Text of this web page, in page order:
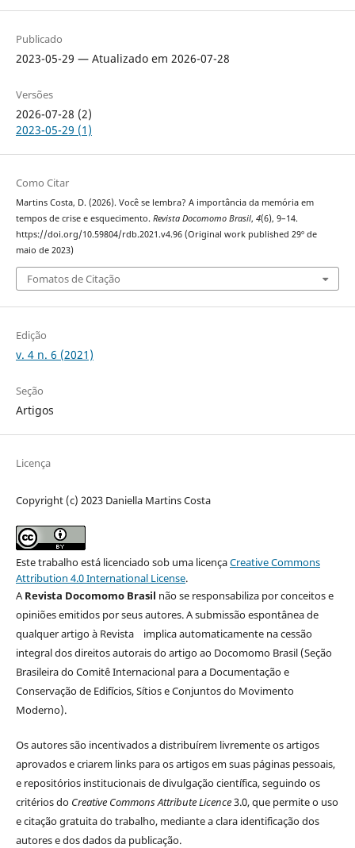
Publicado
2023-05-29 — Atualizado em 2026-07-28
Versões
2026-07-28 (2)
2023-05-29 (1)
Como Citar
Martins Costa, D. (2026). Você se lembra? A importância da memória em
tempos de crise e esquecimento. Revista Docomomo Brasil, 4(6), 9–14.
https://doi.org/10.59804/rdb.2021.v4.96 (Original work published 29º de
maio de 2023)
Fomatos de Citação
Edição
v. 4 n. 6 (2021)
Seção
Artigos
Licença
Copyright (c) 2023 Daniella Martins Costa
Este trabalho está licenciado sob uma licençaCreative Commons
Attribution 4.0 International License.
ARevista Docomomo Brasil não se responsabiliza por conceitos e
opiniões emitidos por seus autores. A submissão espontânea de
qualquer artigo à Revista implica automaticamente na cessão
integral dos direitos autorais do artigo ao Docomomo Brasil (Seção
Brasileira do Comitê Internacional para a Documentação e
Conservação de Edifícios, Sítios e Conjuntos do Movimento
Moderno).
Os autores são incentivados a distribuírem livremente os artigos
aprovados e criarem links para os artigos em suas páginas pessoais,
e repositórios institucionais de divulgação científica, seguindo os
critérios do Creative Commons Attribute Licence3.0, que permite o uso
e citação gratuita do trabalho, mediante a clara identificação dos
autores e dos dados da publicação.